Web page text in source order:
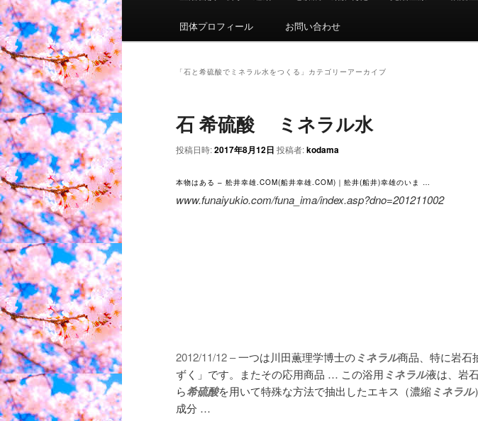
団体プロフィール お問い合わせ
「石と希硫酸でミネラル水をつくる 」カテゴリーアーカイブ
石 希硫酸 ミネラル水
投稿日時:2017年8月12日 投稿者:kodama
本物はある – 舩井幸雄.COM(船井幸雄.COM)｜舩井(船井)幸雄のいま …
www.funaiyukio.com/funa_ima/index.asp?dno=201211002
2012/11/12 –一つは川田薫理学博士のミネラル商品、特に岩石
ずく」です。
またその応用商品 … この浴用 ミネラル液は、岩
ら希硫酸を用いて特殊な方法で抽出したエキス（濃縮ミネラル
成分 …